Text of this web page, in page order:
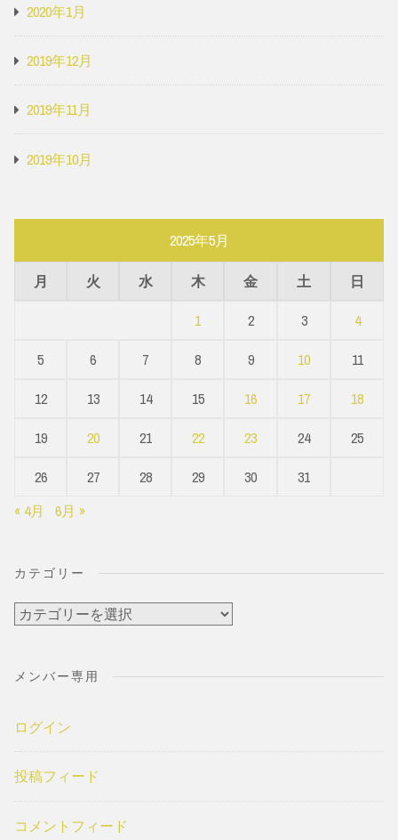
2020年1月
2019年12月
2019年11月
2019年10月
2025年5月
月 火 水 木 金 土
日
1
2 3
4
5
6 7 8 9 10
11
12
13 14 15 16 17
18
19
20 21 22 23 24
25
26
27 28 29 30
31
« 4月
6月 »
カテゴリー
カ
ゴ
ー
メンバー専用
ログイン
投稿フィード
コメントフィード